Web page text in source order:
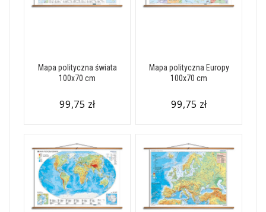
Mapa polityczna świata
100x70 cm
99,75 zł
Mapa polityczna Europy
100x70 cm
99,75 zł